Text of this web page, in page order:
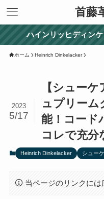
首藤
ハインリッヒディン
ホーム Heinrich Dinkelacker
【シュー
ュプリーム
能！コード
コレで充分
2023
5/17
Heinrich Dinkelacker シュー
当ページのリンクには